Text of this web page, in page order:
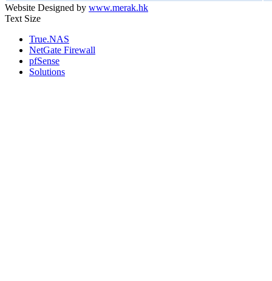
Website Designed by www.merak.hk
Text Size
True.NAS
NetGate Firewall
pfSense
Solutions